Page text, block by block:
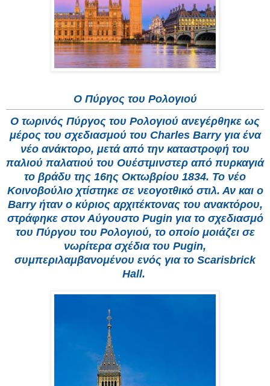
Ο Πύργος του Ρολογιού
Ο τωρινός Πύργος του Ρολογιού ανεγέρθηκε ως
μέρος του σχεδιασμού του Charles Barry για ένα
νέο ανάκτορο, μετά από την καταστροφή του
παλιού παλατιού του Ουέστμινστερ από πυρκαγιά
το βράδυ της 16ης Οκτωβρίου 1834. Το νέο
Κοινοβούλιο χτίστηκε σε νεογοτθικό στιλ. Αν και ο
Barry ήταν ο κύριος αρχιτέκτονας του ανακτόρου,
στράφηκε στον Αύγουστο Pugin για το σχεδιασμό
του Πύργου του Ρολογιού, το οποίο μοιάζει σε
νωρίτερα σχέδια του Pugin,
συμπεριλαμβανομένου ενός για το Scarisbrick
Hall.